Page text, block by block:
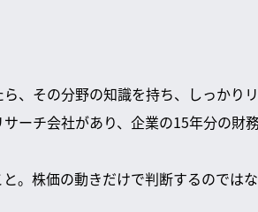
、その分野の知識を持ち、しっかり
ーチ会社があり、企業の15年分の財
。株価の動きだけで判断するのでは